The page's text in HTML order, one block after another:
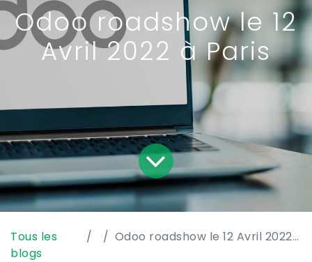
Odoo roadshow le 12
Avril 2022 à Paris
Tous les
blogs
Odoo roadshow le 12 Avril 2022 à Paris